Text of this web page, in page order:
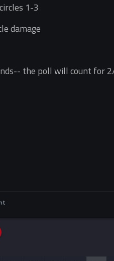
1-3
damage
the poll will count for